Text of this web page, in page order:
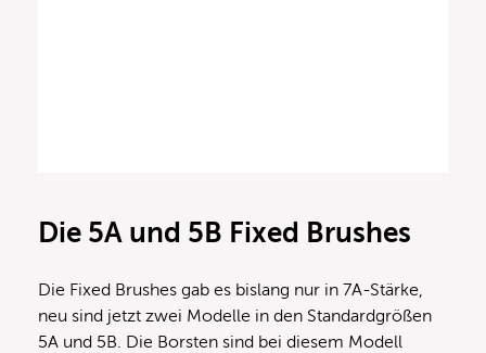
Die 5A und 5B Fixed Brushes
Die Fixed Brushes gab es bislang nur in 7A-Stärke,
neu sind jetzt zwei Modelle in den Standardgrößen
5A und 5B. Die Borsten sind bei diesem Modell